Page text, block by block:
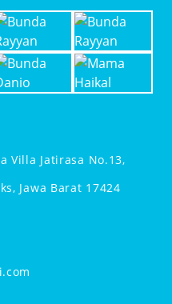
Villa Jatirasa No.13,
Jawa Barat 17424